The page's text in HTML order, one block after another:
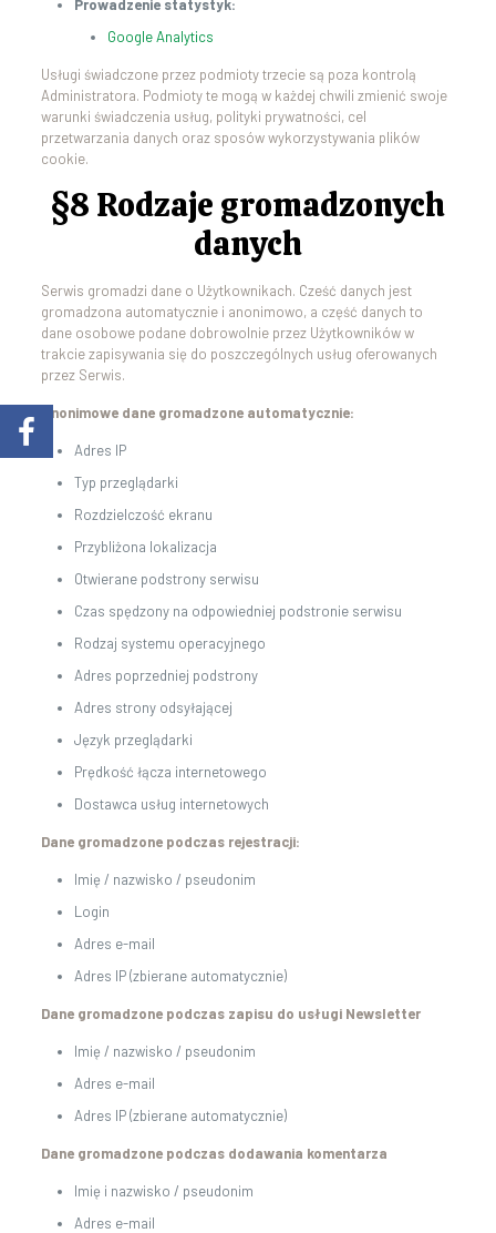
Prowadzenie statystyk:
Google Analytics
Usługi świadczone przez podmioty trzecie są poza kontrolą
Administratora. Podmioty te mogą w każdej chwili zmienić swoje
warunki świadczenia usług, polityki prywatności, cel
przetwarzania danych oraz sposów wykorzystywania plików
cookie.
§8 Rodzaje gromadzonych
danych
Serwis gromadzi dane o Użytkownikach. Cześć danych jest
gromadzona automatycznie i anonimowo, a część danych to
dane osobowe podane dobrowolnie przez Użytkowników w
trakcie zapisywania się do poszczególnych usług oferowanych
przez Serwis.
Anonimowe dane gromadzone automatycznie:
Adres IP
Typ przeglądarki
Rozdzielczość ekranu
Przybliżona lokalizacja
Otwierane podstrony serwisu
Czas spędzony na odpowiedniej podstronie serwisu
Rodzaj systemu operacyjnego
Adres poprzedniej podstrony
Adres strony odsyłającej
Język przeglądarki
Prędkość łącza internetowego
Dostawca usług internetowych
Dane gromadzone podczas rejestracji:
Imię / nazwisko / pseudonim
Login
Adres e-mail
Adres IP (zbierane automatycznie)
Dane gromadzone podczas zapisu do usługi Newsletter
Imię / nazwisko / pseudonim
Adres e-mail
Adres IP (zbierane automatycznie)
Dane gromadzone podczas dodawania komentarza
Imię i nazwisko / pseudonim
Adres e-mail